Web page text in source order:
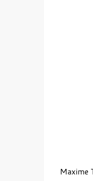
Maxime